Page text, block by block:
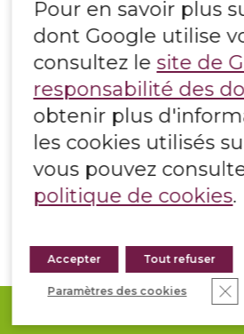
Pour en savoir plus
dont Google utilise
consultez le site de
responsabilité des
obtenir plus
les cookies utilisés
vous pouvez
politique de cookies.
Accepter Tout refuser
Paramètres des cookies
DEMANDEZ VOTRE